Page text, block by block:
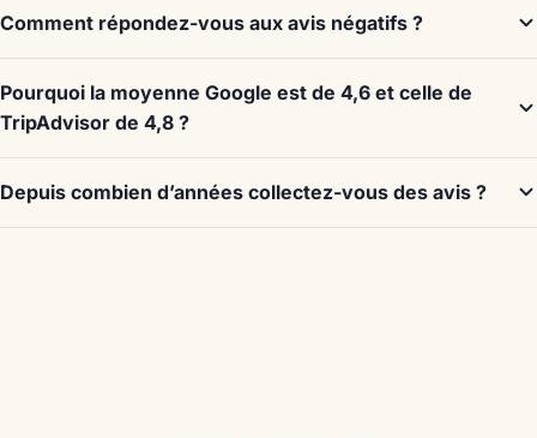
Comment répondez-vous aux avis négatifs ?
Pourquoi la moyenne Google est de 4,6 et celle de
TripAdvisor de 4,8 ?
Depuis combien d’années collectez-vous des avis ?